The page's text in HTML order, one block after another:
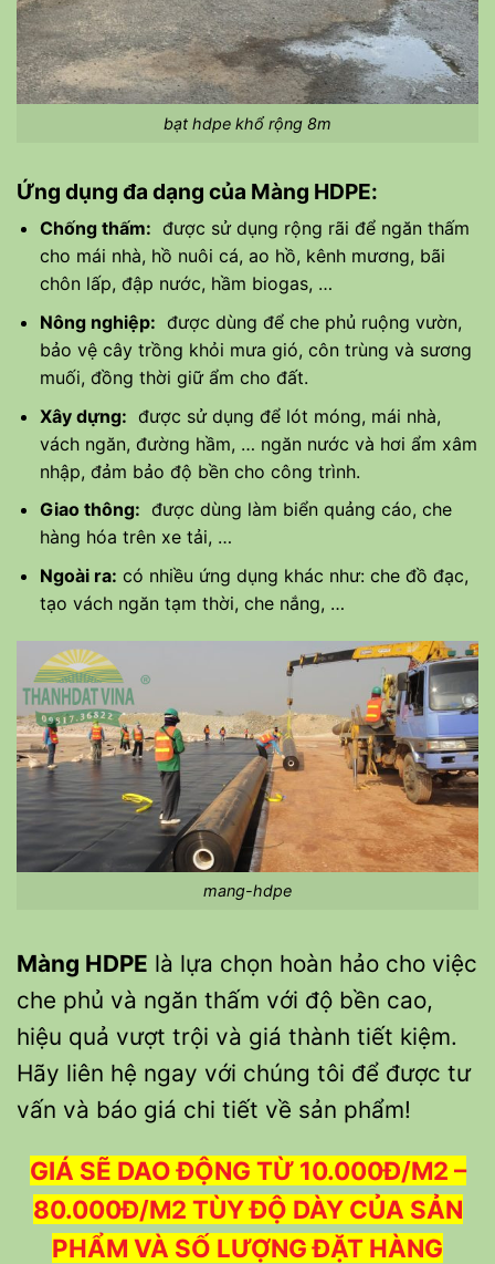
bạt hdpe khổ rộng 8m
Ứng dụng đa dạng của Màng HDPE:
Chống thấm: được sử dụng rộng rãi để ngăn thấm
cho mái nhà, hồ nuôi cá, ao hồ, kênh mương, bãi
chôn lấp, đập nước, hầm biogas, …
Nông nghiệp: được dùng để che phủ ruộng vườn,
bảo vệ cây trồng khỏi mưa gió, côn trùng và sương
muối, đồng thời giữ ẩm cho đất.
Xây dựng: được sử dụng để lót móng, mái nhà,
vách ngăn, đường hầm, … ngăn nước và hơi ẩm xâm
nhập, đảm bảo độ bền cho công trình.
Giao thông: được dùng làm biển quảng cáo, che
hàng hóa trên xe tải, …
Ngoài ra: có nhiều ứng dụng khác như: che đồ đạc,
tạo vách ngăn tạm thời, che nắng, …
mang-hdpe
Màng HDPE là lựa chọn hoàn hảo cho việc
che phủ và ngăn thấm với độ bền cao,
hiệu quả vượt trội và giá thành tiết kiệm.
Hãy liên hệ ngay với chúng tôi để được tư
vấn và báo giá chi tiết về sản phẩm!
GIÁ SẼ DAO ĐỘNG TỪ 10.000Đ/M2 –
80.000Đ/M2 TÙY ĐỘ DÀY CỦA SẢN
PHẨM VÀ SỐ LƯỢNG ĐẶT HÀNG